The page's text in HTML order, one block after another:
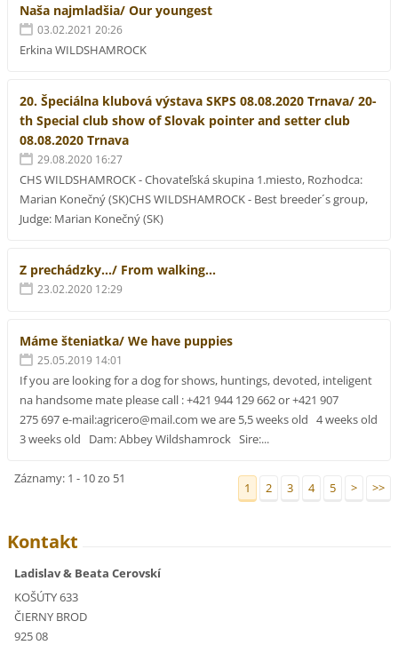
Naša najmladšia/ Our youngest
03.02.2021 20:26
Erkina WILDSHAMROCK
20. Špeciálna klubová výstava SKPS 08.08.2020 Trnava/ 20-
th Special club show of Slovak pointer and setter club
08.08.2020 Trnava
29.08.2020 16:27
CHS WILDSHAMROCK - Chovateľská skupina 1.miesto, Rozhodca:
Marian Konečný (SK)CHS WILDSHAMROCK - Best breeder´s group,
Judge: Marian Konečný (SK)
Z prechádzky.../ From walking...
23.02.2020 12:29
Máme šteniatka/ We have puppies
25.05.2019 14:01
If you are looking for a dog for shows, huntings, devoted, inteligent
na handsome mate please call : +421 944 129 662 or +421 907
275 697 e-mail:agricero@mail.com we are 5,5 weeks old 4 weeks old
3 weeks old Dam: Abbey Wildshamrock Sire:...
Záznamy: 1 - 10 zo 51
1 2 3 4 5 > >>
Kontakt
Ladislav & Beata Cerovskí
KOŠÚTY 633
ČIERNY BROD
925 08